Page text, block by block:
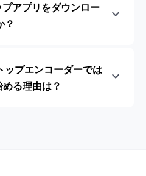
アプリをダウンロー
？
ップエンコーダーでは
る理由は？